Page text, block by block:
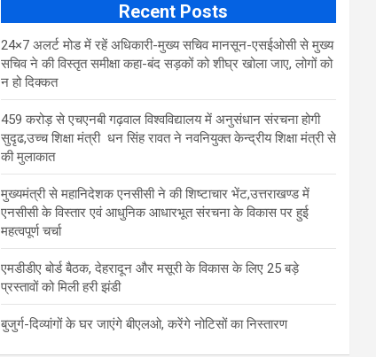
Recent Posts
24×7 अलर्ट मोड में रहें अधिकारी-मुख्य सचिव मानसून-एसईओसी से मुख्य
सचिव ने की विस्तृत समीक्षा कहा-बंद सड़कों को शीघ्र खोला जाए, लोगों को
न हो दिक्कत
459 करोड़ से एचएनबी गढ़वाल विश्वविद्यालय में अनुसंधान संरचना होगी
सुदृढ,उच्च शिक्षा मंत्री धन सिंह रावत ने नवनियुक्त केन्द्रीय शिक्षा मंत्री से
की मुलाकात
मुख्यमंत्री से महानिदेशक एनसीसी ने की शिष्टाचार भेंट,उत्तराखण्ड में
एनसीसी के विस्तार एवं आधुनिक आधारभूत संरचना के विकास पर हुई
महत्वपूर्ण चर्चा
एमडीडीए बोर्ड बैठक, देहरादून और मसूरी के विकास के लिए 25 बड़े
प्रस्तावों को मिली हरी झंडी
बुजुर्ग-दिव्यांगों के घर जाएंगे बीएलओ, करेंगे नोटिसों का निस्तारण